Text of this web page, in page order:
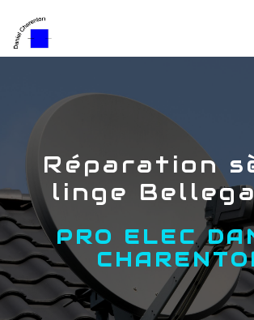
réparation sèche
linge
PRO ELEC DANIEL